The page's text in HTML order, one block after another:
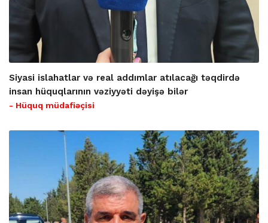
Siyasi islahatlar və real addımlar atılacağı təqdirdə
insan hüquqlarının vəziyyəti dəyişə bilər
- Hüquq müdafiəçisi